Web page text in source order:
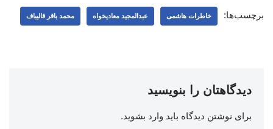
برچسب‌ها: خاطرات هاشمی عبدالمجید معادیخواه محمد باقر قالیباف
دیدگاهتان را بنویسید
برای نوشتن دیدگاه باید وارد بشوید.